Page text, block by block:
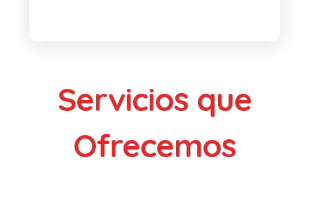
Servicios que
Ofrecemos